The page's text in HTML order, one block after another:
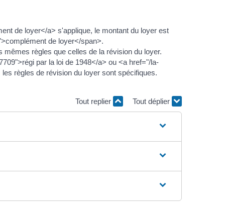
de loyer</a> s'applique, le montant du loyer est
de loyer</span>.
règles que celles de la révision du loyer.
par la loi de 1948</a> ou <a href="/la-
règles de révision du loyer sont spécifiques.
Tout replier Tout déplier